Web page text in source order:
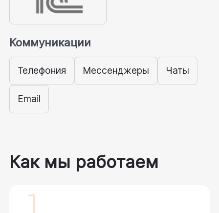
Коммуникации
Телефония Мессенджеры Чаты
Email
Как мы работаем